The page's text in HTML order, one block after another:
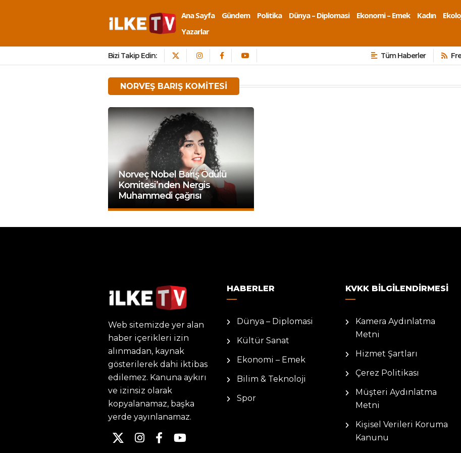
Ana Sayfa Gündem Politika Dünya – Diplomasi Ekonomi – Emek Kadın
Yazarlar
Bizi Takip Edin: Tüm Haberler
NORVEŞ BARIŞ KOMITESI
Norveç Nobel Barış Ödülü
Komitesi’nden Nergis
Muhammedi çağrısı
Web sitemizde yer alan
haber içerikleri izin
alınmadan, kaynak
gösterilerek dahi iktibas
edilemez. Kanuna aykırı
ve izinsiz olarak
kopyalanamaz, başka
yerde yayınlanamaz.
HABERLER
Dünya – Diplomasi
Kültür Sanat
Ekonomi – Emek
Bilim & Teknoloji
Spor
KVKK BILGILENDIRMESI
Kamera Aydınlatma
Metni
Hizmet Şartları
Çerez Politikası
Müşteri Aydınlatma
Metni
Kişisel Verileri Koruma
Kanunu